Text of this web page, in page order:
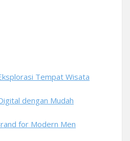
Tempat Wisata
dengan Mudah
for Modern Men